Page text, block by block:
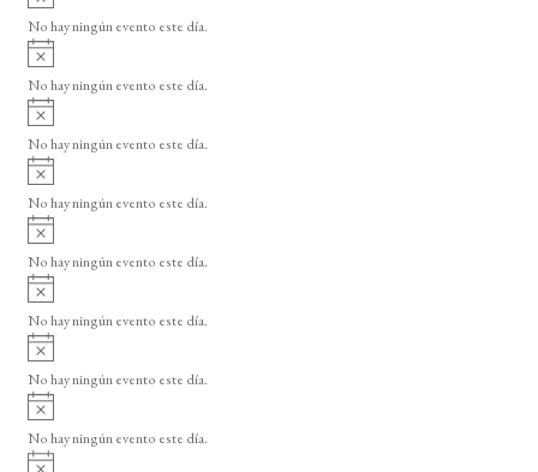
v
i
o
No hay ningún evento este día.
A
v
i
o
No hay ningún evento este día.
A
v
i
o
No hay ningún evento este día.
A
v
i
o
No hay ningún evento este día.
A
v
i
o
No hay ningún evento este día.
A
v
i
o
No hay ningún evento este día.
A
v
i
o
No hay ningún evento este día.
A
v
i
No hay ningún evento este día.
A